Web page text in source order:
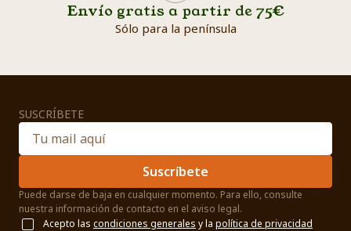
Envío gratis a partir de 75€
Sólo para la península
SUSCRÍBETE
Suscríbete
Puede darse de baja en cualquier momento. Para ello, consulte
nuestra información de contacto en el aviso legal.
Acepto las condiciones generales y la política de privacidad